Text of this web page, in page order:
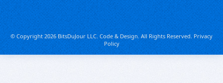
© Copyright 2026 BitsDuJour LLC. Code & Design. All Rights Reserved.Privacy
Policy